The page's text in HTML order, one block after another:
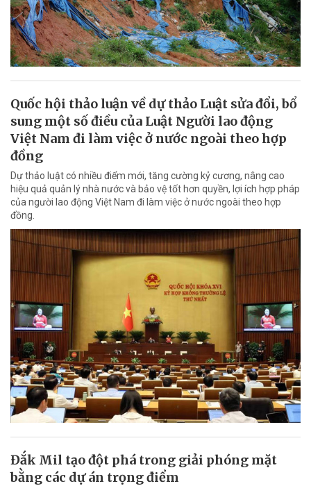
Quốc hội thảo luận về dự thảo Luật sửa đổi, bổ
sung một số điều của Luật Người lao động
Việt Nam đi làm việc ở nước ngoài theo hợp
đồng
Dự thảo luật có nhiều điểm mới, tăng cường kỷ cương, nâng cao
hiệu quả quản lý nhà nước và bảo vệ tốt hơn quyền, lợi ích hợp pháp
của người lao động Việt Nam đi làm việc ở nước ngoài theo hợp
đồng.
Đắk Mil tạo đột phá trong giải phóng mặt
bằng các dự án trọng điểm